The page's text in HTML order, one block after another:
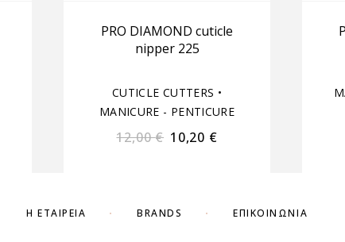
PRO DIAMOND cuticle
nipper 225
CUTICLE CUTTERS •
MANICURE - PENTICURE
12,00€ 10,20 €
Η ΕΤΑΙΡΕΊΑ BRANDS ΕΠΙΚΟΙΝΩΝΊΑ